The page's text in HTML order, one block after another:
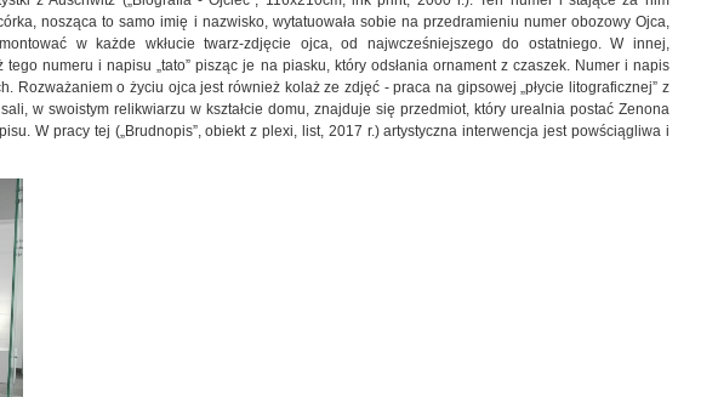
nosząca to samo imię i nazwisko, wytatuowała sobie na przedramieniu numer obozowy Ojca,
w każde wkłucie twarz-zdjęcie ojca, od najwcześniejszego do ostatniego. W innej,
numeru i napisu „tato” pisząc je na piasku, który odsłania ornament z czaszek. Numer i napis
Rozważaniem o życiu ojca jest również kolaż ze zdjęć - praca na gipsowej „płycie litograficznej” z
w swoistym relikwiarzu w kształcie domu, znajduje się przedmiot, który urealnia postać Zenona
W pracy tej („Brudnopis”, obiekt z plexi, list, 2017 r.) artystyczna interwencja jest powściągliwa i